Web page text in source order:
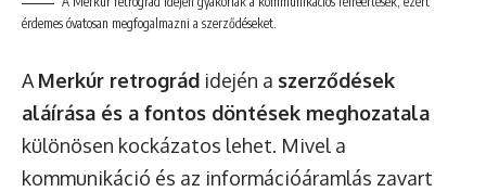
érdemes óvatosan megfogalmazni a szerződéseket.
A Merkúr retrográd idején a szerződések
aláírása és a fontos döntések meghozatala
különösen kockázatos lehet. Mivel a
kommunikáció és az információáramlás zavart